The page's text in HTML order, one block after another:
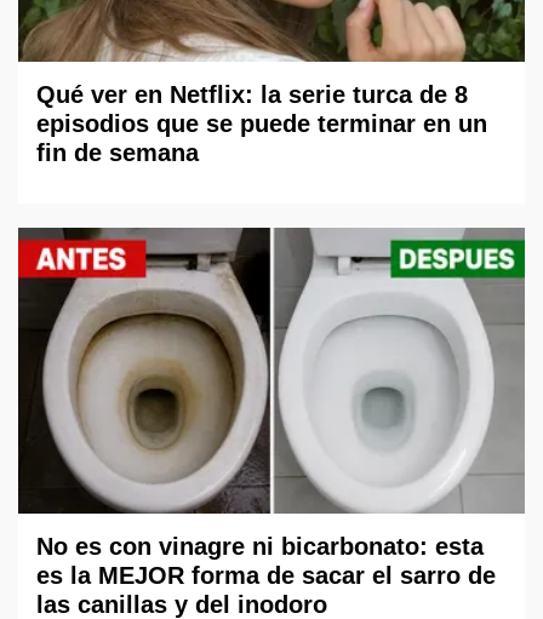
Qué ver en Netflix: la serie turca de 8
episodios que se puede terminar en un
fin de semana
No es con vinagre ni bicarbonato: esta
es la MEJOR forma de sacar el sarro de
las canillas y del inodoro